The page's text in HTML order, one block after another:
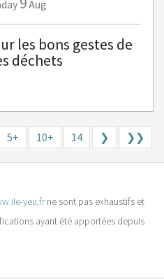
Aug
les bons gestes de
déchets
5+ 10+ 14 ❯ ❯❯
yeu.frne sont pas exhaustifs et
ayant été apportées depuis